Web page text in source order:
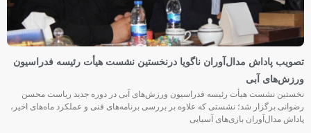
تصویب پاداش مدال‌آوران ناگویا درنخستین نشست هیأت رئیسه فدراسیون
ورزش‌های آبی
نخستین نشست هیأت رئیسه فدراسیون ورزش‌های آبی در دوره جدید ریاست محسن
رضوانی برگزار شد؛ نشستی که علاوه بر بررسی برنامه‌های فنی و عملکرد ماه‌های اخیر،
پاداش مدال‌آوران بازی‌های آسیایی